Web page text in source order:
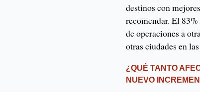
destinos con
recomendar. El
de operaciones a
otras ciudades en
¿QUÉ TANTO
NUEVO